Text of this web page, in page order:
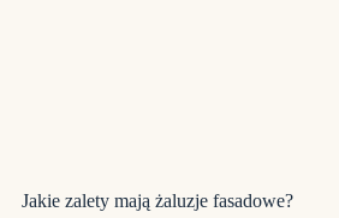
Jakie zalety mają żaluzje fasadowe?